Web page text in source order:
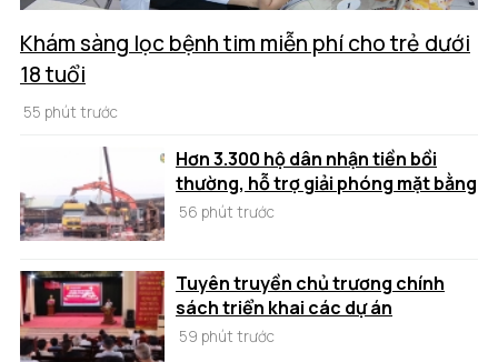
Khám sàng lọc bệnh tim miễn phí cho trẻ dưới
18 tuổi
55 phút trước
Hơn 3.300 hộ dân nhận tiền bồi
thường, hỗ trợ giải phóng mặt bằng
56 phút trước
Tuyên truyền chủ trương chính
sách triển khai các dự án
59 phút trước